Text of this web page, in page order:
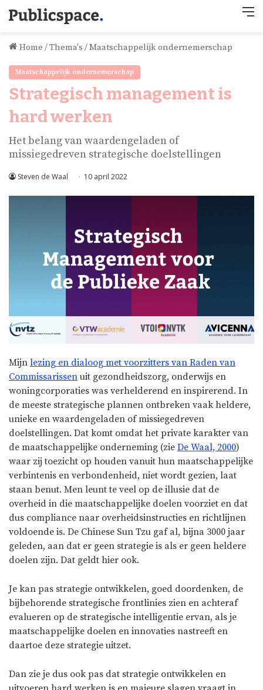
Home /Thema's /Maatschappelijk ondernemerschap
Maatschappelijk ondernemerschap
Strategisch management is
hard werken
Het belang van waardengeladen of
missiegedreven strategische doelstellingen
Steven de Waal 10 april 2022
Mijn lezing en dialoog met voorzitters van Raden van
Commissarissen uit gezondheidszorg, onderwijs en
woningcorporaties was verhelderend en inspirerend. In
de meeste strategische plannen ontbreken vaak heldere,
unieke en waardengeladen of missiegedreven
doelstellingen. Dat komt omdat het private karakter van
de maatschappelijke onderneming (zie De Waal, 2000)
waar zij toezicht op houden vanuit hun maatschappelijke
verbintenis en verbondenheid, niet wordt gezien, laat
staan benut. Men leunt te veel op de illusie dat de
overheid in die maatschappelijke doelen voorziet en dat
dus compliance naar overheidsinstructies en richtlijnen
voldoende is. De Chinese Sun Tzu gaf al, bijna 3000 jaar
geleden, aan dat er geen strategie is als er geen heldere
doelen zijn. Dat geldt hier ook.
Je kan pas strategie ontwikkelen, goed doordenken, de
bijbehorende strategische frontlinies zien en achteraf
evalueren op de strategische intelligentie ervan, als je
maatschappelijke doelen en innovaties nastreeft en
daartoe deze strategie uitzet.
Dan zie je dus ook pas dat strategie ontwikkelen en